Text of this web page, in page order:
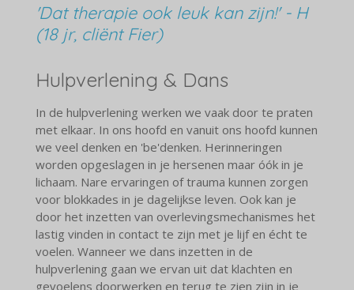
'Dat therapie ook leuk kan zijn!' - H
(18 jr, cliënt Fier)
Hulpverlening & Dans
In de hulpverlening werken we vaak door te praten
met elkaar. In ons hoofd en vanuit ons hoofd kunnen
we veel denken en 'be'denken. Herinneringen
worden opgeslagen in je hersenen maar óók in je
lichaam. Nare ervaringen of trauma kunnen zorgen
voor blokkades in je dagelijkse leven. Ook kan je
door het inzetten van overlevingsmechanismes het
lastig vinden in contact te zijn met je lijf en écht te
voelen. Wanneer we dans inzetten in de
hulpverlening gaan we ervan uit dat klachten en
gevoelens doorwerken en terug te zien zijn in je